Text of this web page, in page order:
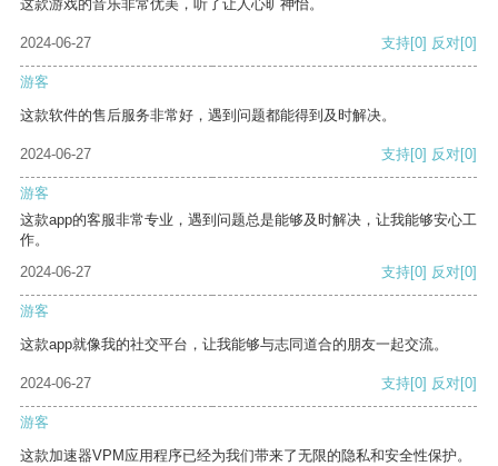
这款游戏的音乐非常优美，听了让人心旷神怡。
2024-06-27 支持[0] 反对[0]
游客
这款软件的售后服务非常好，遇到问题都能得到及时解决。
2024-06-27 支持[0] 反对[0]
游客
这款app的客服非常专业，遇到问题总是能够及时解决，让我能够安心工
作。
2024-06-27
支持[0] 反对[0]
游客
这款app就像我的社交平台，让我能够与志同道合的朋友一起交流。
2024-06-27 支持[0] 反对[0]
游客
这款加速器VPM应用程序已经为我们带来了无限的隐私和安全性保护。